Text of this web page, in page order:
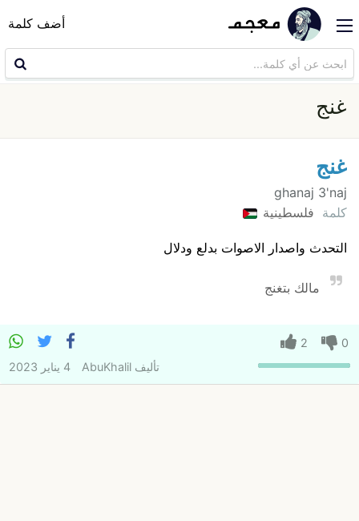
أضف كلمة
غنج
غنج
ghanaj 3'naj
كلمة فلسطينية
التحدث واصدار الاصوات بدلع ودلال
مالك بتغنج
0
2
تأليفAbuKhalil 4 يناير 2023